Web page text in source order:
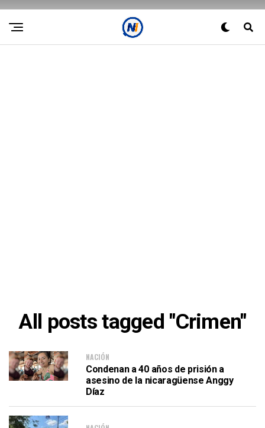
All posts tagged "Crimen"
NACIÓN
Condenan a 40 años de prisión a
asesino de la nicaragüense Anggy
Díaz